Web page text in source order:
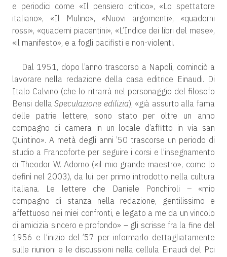
e periodici come «Il pensiero critico», «Lo spettatore
italiano», «Il Mulino», «Nuovi argomenti», «quaderni
rossi», «quaderni piacentini», «L’Indice dei libri del mese»,
«il manifesto», e a fogli pacifisti e non-violenti.
Dal 1951, dopo l’anno trascorso a Napoli, cominciò a
lavorare nella redazione della casa editrice Einaudi. Di
Italo Calvino (che lo ritrarrà nel personaggio del filosofo
Bensi dellaSpeculazione edilizia), «già assurto alla fama
delle patrie lettere, sono stato per oltre un anno
compagno di camera in un locale d’affitto in via san
Quintino». A metà degli anni ’50 trascorse un periodo di
studio a Francoforte per seguire i corsi e l’insegnamento
di Theodor W. Adorno («il mio grande maestro», come lo
definì nel 2003), da lui per primo introdotto nella cultura
italiana. Le lettere che Daniele Ponchiroli – «mio
compagno di stanza nella redazione, gentilissimo e
affettuoso nei miei confronti, e legato a me da un vincolo
di amicizia sincero e profondo» – gli scrisse fra la fine del
1956 e l’inizio del ’57 per informarlo dettagliatamente
sulle riunioni e le discussioni nella cellula Einaudi del Pci